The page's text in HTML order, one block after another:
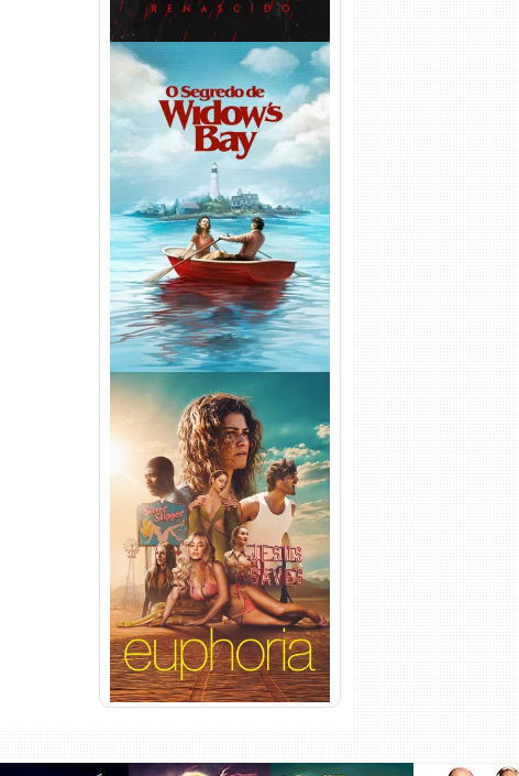
O Segredo de Widow’s Bay
1ª Temporada Torrent (2026)
WEB-DL 1080p Dual Áudio
Euphoria 3ª Temporada
Torrent (2026) WEB-DL 1080p
Dual Áudio